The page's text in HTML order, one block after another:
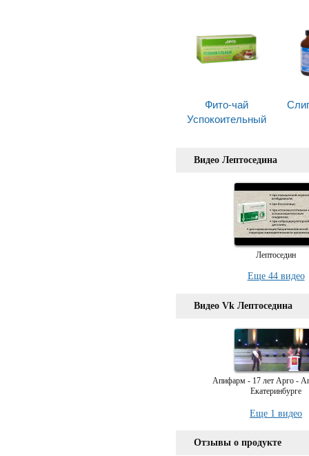
Фито-чай
Успокоительный
Видео Лептоседина
Лептоседин
Еще 44 видео
Видео Vk Лептоседина
Апифарм - 17 лет Арго -
Екатеринбурге
Еще 1 видео
Отзывы о продукте